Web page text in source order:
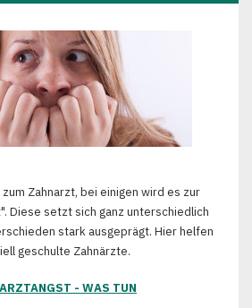
Zahnarzt, bei einigen wird es zur
Diese setzt sich ganz unterschiedlich
stark ausgeprägt. Hier helfen
geschulte Zahnärzte.
- WAS TUN